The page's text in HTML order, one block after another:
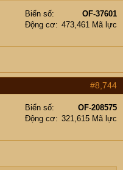
Biển số
OF-37601
Động cơ
473,461 Mã lực
#8,744
Biển số
OF-208575
Động cơ
321,615 Mã lực